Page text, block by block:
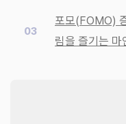
포모(FOMO)
림을 즐기는 마